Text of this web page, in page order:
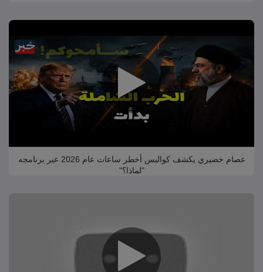
عصام خضيري يكشف كواليس أخطر ساعات عام 2026 عبر برنامجه
"لماذا؟"